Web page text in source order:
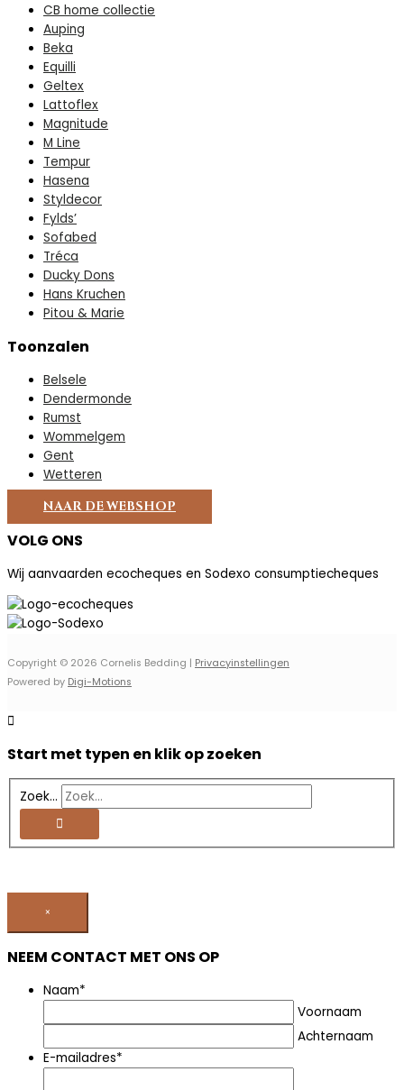
CB home collectie
Auping
Beka
Equilli
Geltex
Lattoflex
Magnitude
M Line
Tempur
Hasena
Styldecor
Fylds’
Sofabed
Tréca
Ducky Dons
Hans Kruchen
Pitou & Marie
Toonzalen
Belsele
Dendermonde
Rumst
Wommelgem
Gent
Wetteren
NAAR DE WEBSHOP
VOLG ONS
Wij aanvaarden ecocheques en Sodexo consumptiecheques
Copyright © 2026 Cornelis Bedding | Privacyinstellingen
Powered by Digi-Motions
Start met typen en klik op zoeken
Zoek...
×
NEEM CONTACT MET ONS OP
Naam*
Voornaam
Achternaam
E-mailadres*